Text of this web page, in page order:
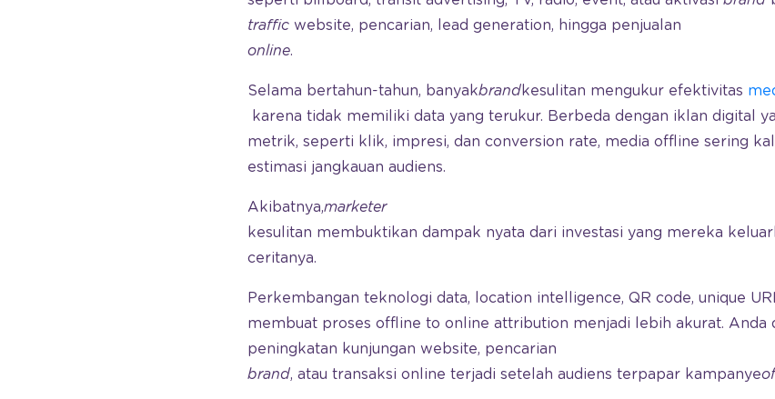
traffic website, pencarian, lead generation, hingga penjualan
online.
Selama bertahun-tahun, banyakbrandkesulitan mengukur efektivitas
karena tidak memiliki data yang terukur. Berbeda dengan iklan digital
metrik, seperti klik, impresi, dan conversion rate, media offline sering
estimasi jangkauan audiens.
Akibatnya,marketer
kesulitan membuktikan dampak nyata dari investasi yang mereka
ceritanya.
Perkembangan teknologi data, location intelligence, QR code, unique
membuat proses offline to online attribution menjadi lebih akurat. Anda
peningkatan kunjungan website, pencarian
brand, atau transaksi online terjadi setelah audiens terpapar kampanye